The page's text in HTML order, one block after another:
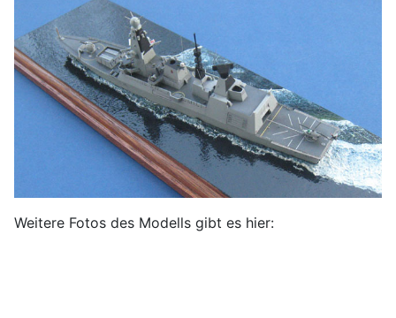
Weitere Fotos des Modells gibt es hier: